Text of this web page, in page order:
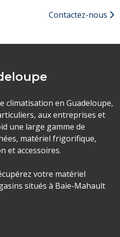
Contactez-nous
climatisation en Guadeloupe,
aux entreprises et
une large gamme de
matériel frigorifique,
et accessoires.
votre matériel
situés à Baie-Mahault